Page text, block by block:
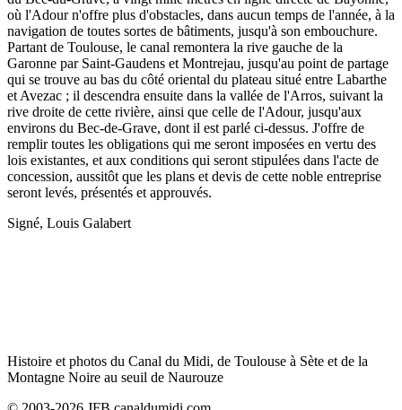
où l'Adour n'offre plus d'obstacles, dans aucun temps de l'année, à la
navigation de toutes sortes de bâtiments, jusqu'à son embouchure.
Partant de Toulouse, le canal remontera la rive gauche de la
Garonne par Saint-Gaudens et Montrejau, jusqu'au point de partage
qui se trouve au bas du côté oriental du plateau situé entre Labarthe
et Avezac ; il descendra ensuite dans la vallée de l'Arros, suivant la
rive droite de cette rivière, ainsi que celle de l'Adour, jusqu'aux
environs du Bec-de-Grave, dont il est parlé ci-dessus. J'offre de
remplir toutes les obligations qui me seront imposées en vertu des
lois existantes, et aux conditions qui seront stipulées dans l'acte de
concession, aussitôt que les plans et devis de cette noble entreprise
seront levés, présentés et approuvés.
Signé, Louis Galabert
Histoire et photos du Canal du Midi, de Toulouse à Sète et de la
Montagne Noire au seuil de Naurouze